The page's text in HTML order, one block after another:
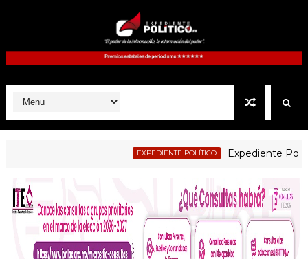
EXPEDIENTE POLÍTICO Expediente